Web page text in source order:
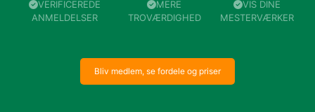
VERIFICEREDE
ANMELDELSER
MERE
TROVÆRDIGHED
VIS DINE
MESTERVÆRKER
Bliv medlem, se fordele og priser